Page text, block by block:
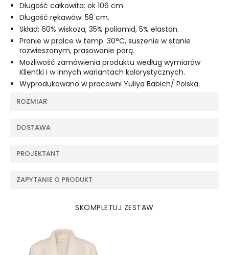
Długość całkowita: ok 106 cm.
Długość rękawów: 58 cm.
Skład: 60% wiskoza, 35% poliamid, 5% elastan.
Pranie w pralce w temp. 30°C, suszenie w stanie
rozwieszonym, prasowanie parą.
Możliwość zamówienia produktu według wymiarów
Klientki i w innych wariantach kolorystycznych.
Wyprodukowano w pracowni Yuliya Babich/ Polska.
ROZMIAR
DOSTAWA
PROJEKTANT
ZAPYTANIE O PRODUKT
SKOMPLETUJ ZESTAW